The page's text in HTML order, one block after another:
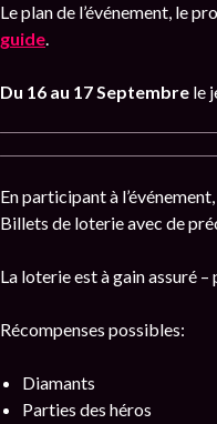
Le plan de l’événement, le
guide.
Du 16 au 17 Septembre le
En participant à
Billets de loterie avec de
La loterie est à gain assuré
Récompenses possibles:
Diamants
Parties des héros